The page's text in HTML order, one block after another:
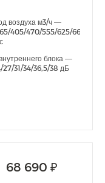
блока
А+++
блоков
воздуха м3/ч —
405/470/555/625/660
блока —
27/31/34/36,5/38 дБ
68 690 ₽